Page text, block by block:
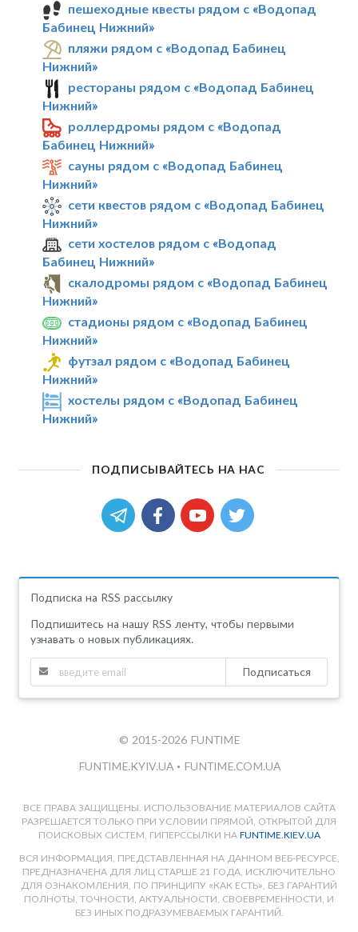
пешеходные квесты рядом с «Водопад
Бабинец Нижний»
пляжи рядом с «Водопад Бабинец
Нижний»
рестораны рядом с «Водопад Бабинец
Нижний»
роллердромы рядом с «Водопад
Бабинец Нижний»
сауны рядом с «Водопад Бабинец
Нижний»
сети квестов рядом с «Водопад Бабинец
Нижний»
сети хостелов рядом с «Водопад
Бабинец Нижний»
скалодромы рядом с «Водопад Бабинец
Нижний»
стадионы рядом с «Водопад Бабинец
Нижний»
футзал рядом с «Водопад Бабинец
Нижний»
хостелы рядом с «Водопад Бабинец
Нижний»
ПОДПИСЫВАЙТЕСЬ НА НАС
Подписка на RSS рассылку
Подпишитесь на нашу RSS ленту, чтобы первыми
узнавать о новых публикациях.
Подписаться
© 2015-2026 FUNTIME
FUNTIME.KYIV.UA • FUNTIME.COM.UA
ВСЕ ПРАВА ЗАЩИЩЕНЫ. ИСПОЛЬЗОВАНИЕ МАТЕРИАЛОВ САЙТА
РАЗРЕШАЕТСЯ ТОЛЬКО ПРИ УСЛОВИИ ПРЯМОЙ, ОТКРЫТОЙ ДЛЯ
ПОИСКОВЫХ СИСТЕМ, ГИПЕРССЫЛКИ НА FUNTIME.KIEV.UA
ВСЯ ИНФОРМАЦИЯ, ПРЕДСТАВЛЕННАЯ НА ДАННОМ ВЕБ-РЕСУРСЕ,
ПРЕДНАЗНАЧЕНА ДЛЯ ЛИЦ СТАРШЕ 21 ГОДА, ИСКЛЮЧИТЕЛЬНО
ДЛЯ ОЗНАКОМЛЕНИЯ, ПО ПРИНЦИПУ «КАК ЕСТЬ», БЕЗ ГАРАНТИЙ
ПОЛНОТЫ, ТОЧНОСТИ, АКТУАЛЬНОСТИ, СВОЕВРЕМЕННОСТИ, И
БЕЗ ИНЫХ ПОДРАЗУМЕВАЕМЫХ ГАРАНТИЙ.